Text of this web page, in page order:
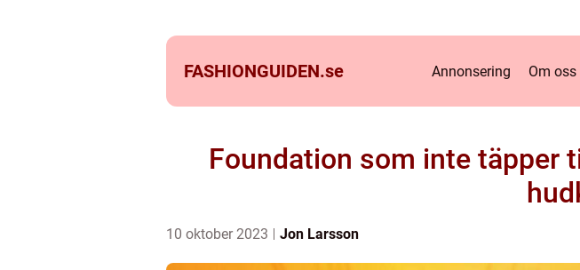
FASHIONGUIDEN.se Annonsering Om oss
Foundation som inte täpper
10 oktober 2023 Jon Larsson